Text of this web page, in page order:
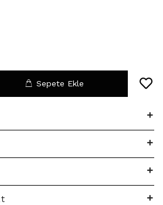
Sepete Ekle